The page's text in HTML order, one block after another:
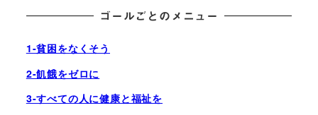
ゴールごとのメニュー
1-貧困をなくそう
2-飢餓をゼロに
3-すべての人に健康と福祉を